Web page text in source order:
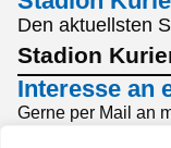
Den aktuellsten
Stadion
Interesse an
Gerne per Mail an